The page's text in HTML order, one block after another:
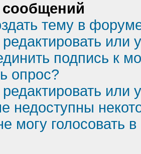
тему в
редактировать или
подпись к
опрос?
или
недоступны
могу голосовать